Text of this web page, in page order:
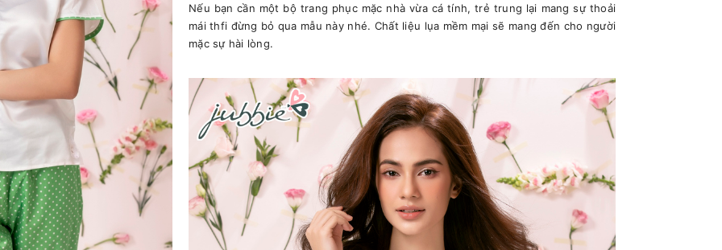
Nếu bạn cần một bộ trang phục mặc nhà vừa cá tính, trẻ trung lại mang sự thoải
mái thfi đừng bỏ qua mẫu này nhé. Chất liệu lụa mềm mại sẽ mang đến cho người
mặc sự hài lòng.